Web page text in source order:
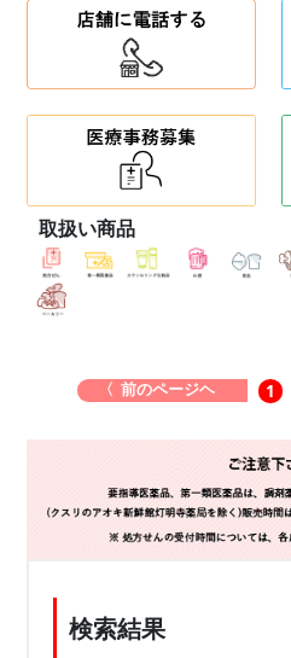
取扱い商品
〈 前のページヘ 1
検索結果